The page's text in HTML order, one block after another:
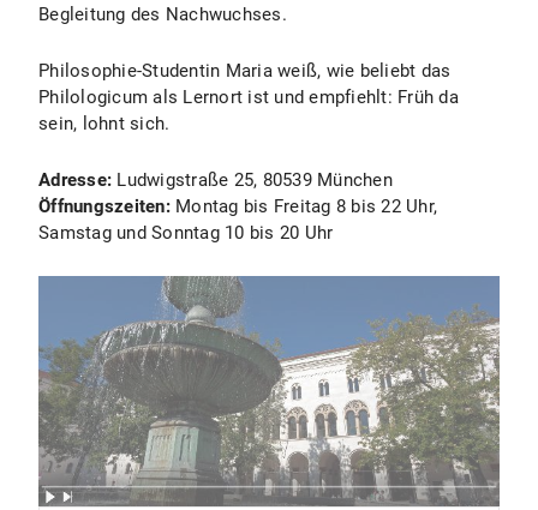
Begleitung des Nachwuchses.
Philosophie-Studentin Maria weiß, wie beliebt das
Philologicum als Lernort ist und empfiehlt: Früh da
sein, lohnt sich.
Adresse: Ludwigstraße 25, 80539 München
Öffnungszeiten:Montag bis Freitag 8 bis 22 Uhr,
Samstag und Sonntag 10 bis 20 Uhr